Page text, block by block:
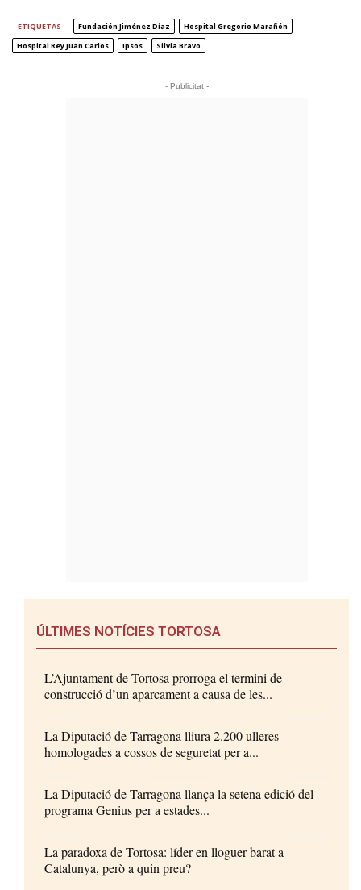
ETIQUETAS Fundación Jiménez Díaz
Hospital Gregorio Marañón
Hospital Rey Juan Carlos
Ipsos Silvia Bravo
- Publicitat -
ÚLTIMES NOTÍCIES TORTOSA
L’Ajuntament de Tortosa prorroga el termini de
construcció d’un aparcament a causa de les...
La Diputació de Tarragona lliura 2.200 ulleres
homologades a cossos de seguretat per a...
La Diputació de Tarragona llança la setena edició del
programa Genius per a estades...
La paradoxa de Tortosa: líder en lloguer barat a
Catalunya, però a quin preu?